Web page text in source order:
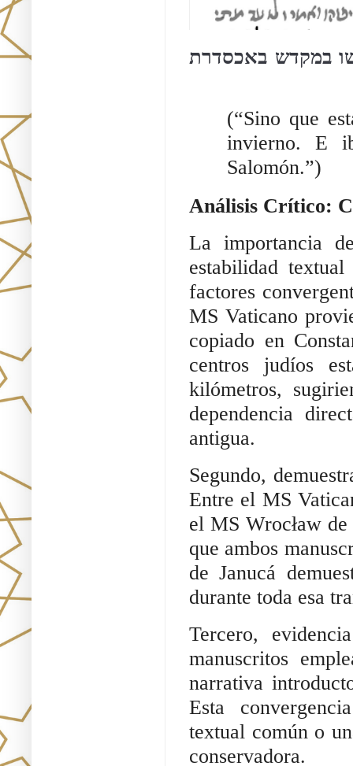
במקדש באכסדרת
(“Sino que
invierno. E
Salomón.”)
Análisis Crítico:
La importancia
estabilidad
factores
MS Vaticano
copiado en
centros judíos
kilómetros,
dependencia
antigua.
Segundo,
Entre el MS
el MS Wrocław
que ambos
de Janucá
durante toda esa
Tercero,
manuscritos
narrativa
Esta
textual común o
conservadora.